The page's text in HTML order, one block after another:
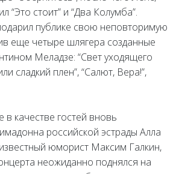
“Это стоит” и “Два Колумба”.
публике свою неповторимую
еще четыре шлягера созданные
Меладзе: “Свет уходящего
сладкий плен”, “Салют, Вера!”,
в качестве гостей вновь
российской эстрады Алла
юморист Максим Галкин,
неожиданно поднялся на